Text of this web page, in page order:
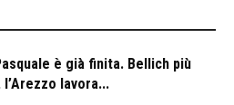
è già finita. Bellich più
lavora...